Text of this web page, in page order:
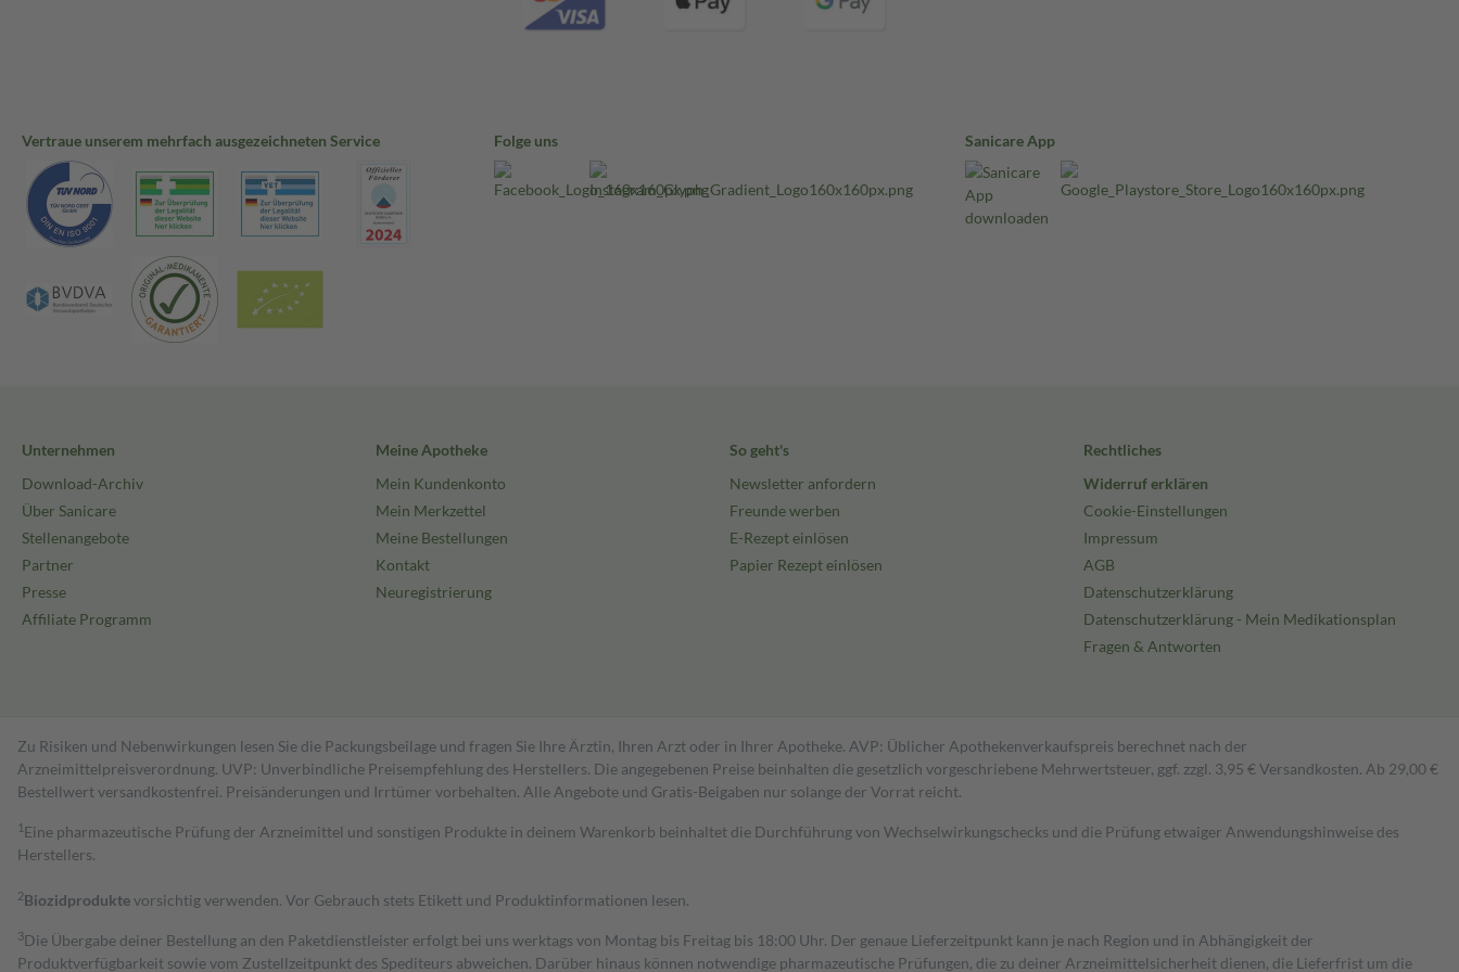
Zeiten im Jahr auftritt, ist eine allergische Reaktion, die durch das Einatmen von Pollen von Bäumen,
Gräsern und auch Schimmel und Pilz-sporen hervorgerufen wird. Vividrin Mometason
Heuschnupfennasenspray vermindert die Schwellung und Reizung in Ihrer Nase und lindert dadurch
Niesen, Jucken und eine verstopfte oder laufende Nase, die durch Heuschnupfen hervorgerufen
wurden.
Wie lange dauert es, bis die Beschwerden nachlassen?
Bei einigen Patienten beginnt Vividrin Mometason Heuschnupfennasenspray innerhalb von 12
Stunden nach der ersten Dosis die Symptome zu lindern. Möglicherweise zeigt sich jedoch der volle
Vertraue unserem mehrfach ausgezeichneten Service Folge uns Sanicare App
Unternehmen
Download-Archiv
Über Sanicare
Stellenangebote
Partner
Presse
Affiliate Programm
Meine Apotheke
Mein Kundenkonto
Mein Merkzettel
Meine Bestellungen
Kontakt
Neuregistrierung
So geht's
Newsletter anfordern
Freunde werben
E-Rezept einlösen
Papier Rezept einlösen
Rechtliches
Widerruf erklären
Cookie-Einstellungen
Impressum
AGB
Datenschutzerklärung
Datenschutzerklärung - Mein Medikationsplan
Fragen & Antworten
Zu Risiken und Nebenwirkungen lesen Sie die Packungsbeilage und fragen Sie Ihre Ärztin, Ihren Arzt oder in Ihrer Apotheke. AVP: Üblicher Apothekenverkaufspreis berechnet nach der
Arzneimittelpreisverordnung. UVP: Unverbindliche Preisempfehlung des Herstellers. Die angegebenen Preise beinhalten die gesetzlich vorgeschriebene Mehrwertsteuer, ggf. zzgl. 3,95 € Versandkosten. Ab 29,00 €
Bestell­wert versand­kosten­frei. Preisänderungen und Irrtümer vorbehalten. Alle Angebote und Gratis-Beigaben nur solange der Vorrat reicht.
1 Eine pharmazeutische Prüfung der Arzneimittel und sonstigen Produkte in deinem Warenkorb beinhaltet die Durchführung von Wechselwirkungschecks und die Prüfung etwaiger Anwendungshinweise des
Herstellers.
2Biozidproduktevorsichtig verwenden. Vor Gebrauch stets Etikett und Produktinformationen lesen.
3Die Übergabe deiner Bestellung an den Paketdienstleister erfolgt bei uns werktags von Montag bis Freitag bis 18:00 Uhr. Der genaue Lieferzeitpunkt kann je nach Region und in Abhängigkeit der
Produktverfügbarkeit sowie vom Zustellzeitpunkt des Spediteurs abweichen. Darüber hinaus können notwendige pharmazeutische Prüfungen, die zu deiner Arzneimittelsicherheit dienen, die Lieferfrist um die